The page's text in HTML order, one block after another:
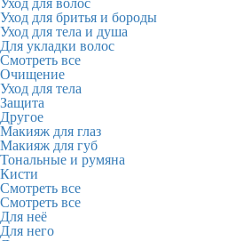
Уход для волос
Уход для бритья и бороды
Уход для тела и душа
Для укладки волос
Смотреть все
Очищение
Уход для тела
Защита
Другое
Макияж для глаз
Макияж для губ
Тональные и румяна
Кисти
Смотреть все
Смотреть все
Для неё
Для него